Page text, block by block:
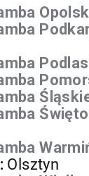
: Olsztyn